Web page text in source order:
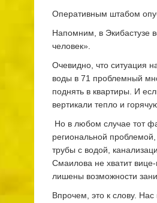
Оперативным штабом
Напомним, в Экибастузе
человек».
Очевидно, что ситуация
воды в 71 проблемный
поднять в квартиры. И
вертикали тепло и
Но в любом случае тот
региональной
трубы с водой,
Смаилова не хватит
лишены возможности
Впрочем, это к слову.